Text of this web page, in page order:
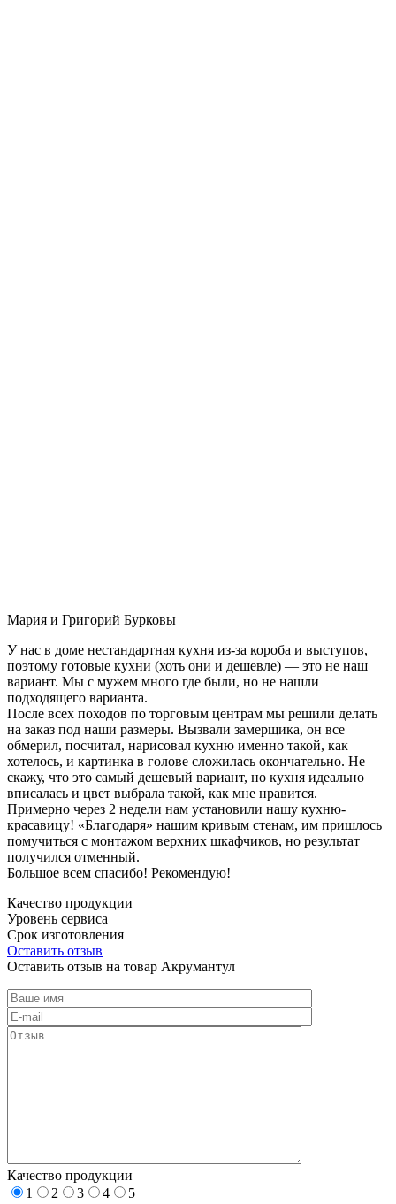
Мария и Григорий Бурковы
У нас в доме нестандартная кухня из-за короба и выступов,
поэтому готовые кухни (хоть они и дешевле) — это не наш
вариант. Мы с мужем много где были, но не нашли
подходящего варианта.
После всех походов по торговым центрам мы решили делать
на заказ под наши размеры. Вызвали замерщика, он все
обмерил, посчитал, нарисовал кухню именно такой, как
хотелось, и картинка в голове сложилась окончательно. Не
скажу, что это самый дешевый вариант, но кухня идеально
вписалась и цвет выбрала такой, как мне нравится.
Примерно через 2 недели нам установили нашу кухню-
красавицу! «Благодаря» нашим кривым стенам, им пришлось
помучиться с монтажом верхних шкафчиков, но результат
получился отменный.
Большое всем спасибо! Рекомендую!
Качество продукции
Уровень сервиса
Срок изготовления
Оставить отзыв
Оставить отзыв на товар Акрумантул
Качество продукции
1
2 3 4
5